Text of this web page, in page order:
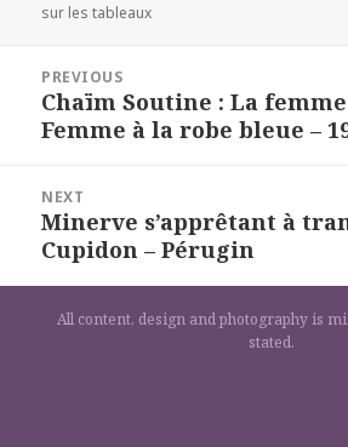
on
sur les tableaux
l’article
PREVIOUS
Previous
post:
Chaïm Soutine : La
Femme à la robe bleue –
NEXT
Next
post:
Minerve s’apprêtant à
Cupidon – Pérugin
All content, design and photography is
stated.